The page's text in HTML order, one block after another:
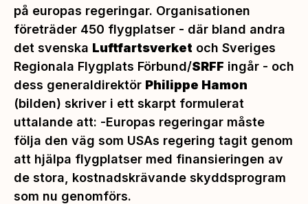
på europas regeringar. Organisationen
företräder 450 flygplatser - där bland andra
det svenska Luftfartsverket och Sveriges
Regionala Flygplats Förbund/SRFF ingår - och
dess generaldirektör Philippe Hamon
(bilden) skriver i ett skarpt formulerat
uttalande att: -Europas regeringar måste
följa den väg som USAs regering tagit genom
att hjälpa flygplatser med finansieringen av
de stora, kostnadskrävande skyddsprogram
som nu genomförs.